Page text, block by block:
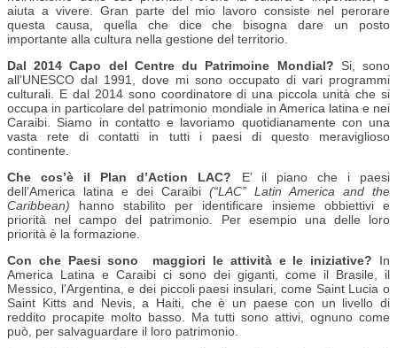
aiuta a vivere. Gran parte del mio lavoro consiste nel perorare
questa causa, quella che dice che bisogna dare un posto
importante alla cultura nella gestione del territorio.
Dal 2014 Capo del Centre du Patrimoine Mondial? Si, sono
all’UNESCO dal 1991, dove mi sono occupato di vari programmi
culturali. E dal 2014 sono coordinatore di una piccola unità che si
occupa in particolare del patrimonio mondiale in America latina e nei
Caraibi. Siamo in contatto e lavoriamo quotidianamente con una
vasta rete di contatti in tutti i paesi di questo meraviglioso
continente.
Che cos’è il Plan d’Action LAC? E’ il piano che i paesi
dell’America latina e dei Caraibi (“LAC” Latin America and the
Caribbean) hanno stabilito per identificare insieme obbiettivi e
priorità nel campo del patrimonio. Per esempio una delle loro
priorità è la formazione.
Con che Paesi sono maggiori le attività e le iniziative? In
America Latina e Caraibi ci sono dei giganti, come il Brasile, il
Messico, l’Argentina, e dei piccoli paesi insulari, come Saint Lucia o
Saint Kitts and Nevis, a Haiti, che è un paese con un livello di
reddito procapite molto basso. Ma tutti sono attivi, ognuno come
può, per salvaguardare il loro patrimonio.